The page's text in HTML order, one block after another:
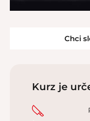
Chci
Kurz je